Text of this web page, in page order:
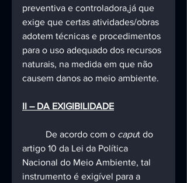
preventiva e controladora,já que
exige que certas atividades/obras
adotem técnicas e procedimentos
para o uso adequado dos recursos
naturais, na medida em que não
causem danos ao meio ambiente.
II – DA EXIGIBILIDADE
	De acordo com o
caput do
artigo 10 da Lei da Política
Nacional do Meio Ambiente, tal
instrumento é exigível para a